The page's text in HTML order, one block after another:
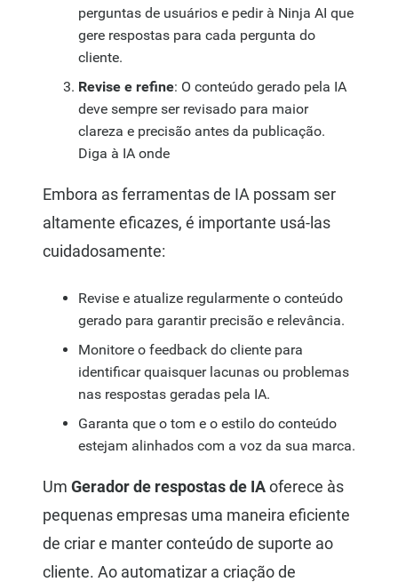
perguntas de usuários e pedir à Ninja AI que
gere respostas para cada pergunta do
cliente.
Revise e refine: O conteúdo gerado pela IA
deve sempre ser revisado para maior
clareza e precisão antes da publicação.
Diga à IA onde
Embora as ferramentas de IA possam ser
altamente eficazes, é importante usá-las
cuidadosamente:
Revise e atualize regularmente o conteúdo
gerado para garantir precisão e relevância.
Monitore o feedback do cliente para
identificar quaisquer lacunas ou problemas
nas respostas geradas pela IA.
Garanta que o tom e o estilo do conteúdo
estejam alinhados com a voz da sua marca.
Um Gerador de respostas de IAoferece às
pequenas empresas uma maneira eficiente
de criar e manter conteúdo de suporte ao
cliente. Ao automatizar a criação de